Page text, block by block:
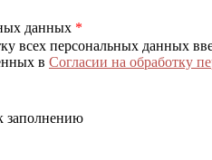
данных *
всех персональных данных
в Согласии на обработку
заполнению